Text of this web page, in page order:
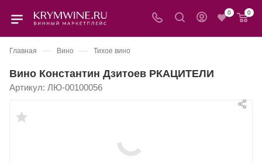
0 0
Главная — Вино — Тихое вино
Вино Константин Дзитоев РКАЦИТЕЛИ
Артикул: ЛЮ-00100056